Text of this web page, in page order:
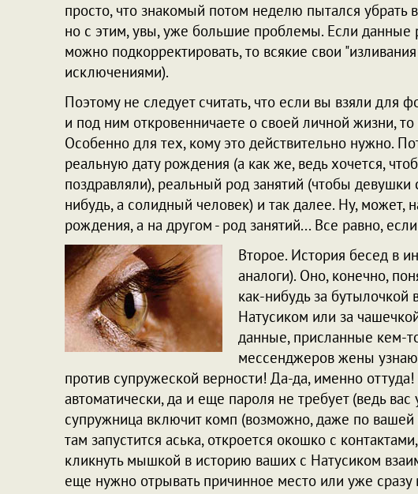
просто, что знакомый потом неделю пытался
но с этим, увы, уже большие проблемы. Если данные
можно подкорректировать, то всякие свои
исключениями).
Поэтому не следует считать, что если вы взяли
и под ним откровенничаете о своей личной жизни,
Особенно для тех, кому это действительно нужно.
реальную дату рождения (а как же, ведь хочется,
поздравляли), реальный род занятий (чтобы
нибудь, а солидный человек) и так далее. Ну, может,
рождения, а на другом - род занятий... Все равно,
Второе. История бесед в
аналоги). Оно, конечно,
как-нибудь за
Натусиком или за
данные, присланные кем-
мессенджеров жены
против супружеской верности! Да-да, именно оттуда!
автоматически, да и еще пароля не требует (ведь
супружница включит комп (возможно, даже по
там запустится аська, откроется окошко с
кликнуть мышкой в историю ваших с Натусиком
еще нужно отрывать причинное место или уже сразу